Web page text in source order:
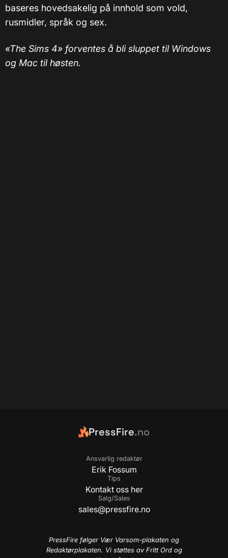
baseres hovedsakelig på innhold som vold,
rusmidler, språk og sex.
«The Sims 4» forventes å bli sluppet til Windows
og Mac til høsten.
PressFire.no
Ansvarlig redaktør
Erik Fossum
Tips
Kontakt oss her
Salg/Sales
sales@pressfire.no
PressFire følger Vær Varsom-plakaten og
Redaktørplakaten. Vi støttes av Fritt Ord og